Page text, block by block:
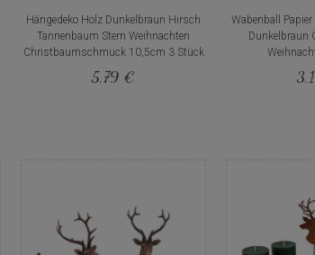
Hängedeko Holz Dunkelbraun Hirsch
Tannenbaum Stern Weihnachten
Christbaumschmuck 10,5cm 3 Stück
5,79 €
Wabenball
Dunkelbraun